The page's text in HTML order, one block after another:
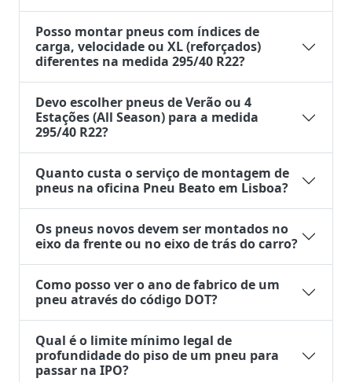
Posso montar pneus com índices de
carga, velocidade ou XL (reforçados)
diferentes na medida 295/40 R22?
Devo escolher pneus de Verão ou 4
Estações (All Season) para a medida
295/40 R22?
Quanto custa o serviço de montagem de
pneus na oficina Pneu Beato em Lisboa?
Os pneus novos devem ser montados no
eixo da frente ou no eixo de trás do carro?
Como posso ver o ano de fabrico de um
pneu através do código DOT?
Qual é o limite mínimo legal de
profundidade do piso de um pneu para
passar na IPO?